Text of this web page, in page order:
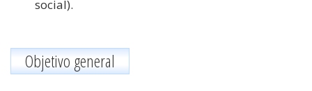
social).
Objetivo general